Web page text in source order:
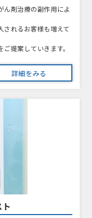
ん剤治療の副作用によ
されるお客様も増えて
提案していきます。
詳細をみる